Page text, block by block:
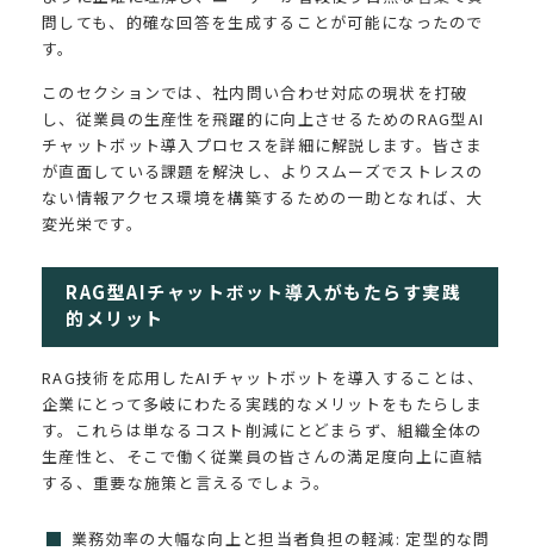
問しても、的確な回答を生成することが可能になったので
す。
このセクションでは、社内問い合わせ対応の現状を打破
し、従業員の生産性を飛躍的に向上させるためのRAG型AI
チャットボット導入プロセスを詳細に解説します。皆さま
が直面している課題を解決し、よりスムーズでストレスの
ない情報アクセス環境を構築するための一助となれば、大
変光栄です。
RAG型AIチャットボット導入がもたらす実践
的メリット
RAG技術を応用したAIチャットボットを導入することは、
企業にとって多岐にわたる実践的なメリットをもたらしま
す。これらは単なるコスト削減にとどまらず、組織全体の
生産性と、そこで働く従業員の皆さんの満足度向上に直結
する、重要な施策と言えるでしょう。
業務効率の大幅な向上と担当者負担の軽減: 定型的な問